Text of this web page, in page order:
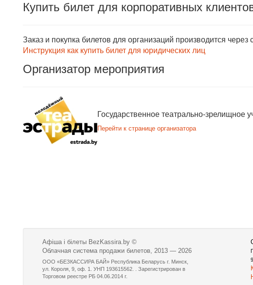
Купить билет для корпоративных
Заказ и покупка билетов для организаций производится
Инструкция как купить билет для юридических лиц
Организатор мероприятия
Государственное театрально-
Перейти к странице организатора
Афіша і білеты BezKassira.by ©
Облачная система продажи билетов, 2013 — 2026
ООО «БЕЗКАССИРА БАЙ» Республика Беларусь г. Минск,
ул. Короля, 9, оф. 1. УНП 193615562. . Зарегистрирован в
Торговом реестре РБ 04.06.2014 г.